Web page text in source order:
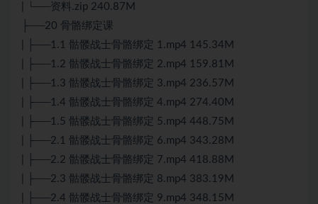
| └──资料.zip 240.87M
├──20 骨骼绑定课
| ├──1.1 骷髅战士骨骼绑定 1.mp4 145.34M
| ├──1.2 骷髅战士骨骼绑定 2.mp4 159.81M
| ├──1.3 骷髅战士骨骼绑定 3.mp4 236.57M
| ├──1.4 骷髅战士骨骼绑定 4.mp4 274.40M
| ├──1.5 骷髅战士骨骼绑定 5.mp4 448.75M
| ├──2.1 骷髅战士骨骼绑定 6.mp4 343.28M
| ├──2.2 骷髅战士骨骼绑定 7.mp4 418.88M
| ├──2.3 骷髅战士骨骼绑定 8.mp4 383.19M
| ├──2.4 骷髅战士骨骼绑定 9.mp4 348.15M